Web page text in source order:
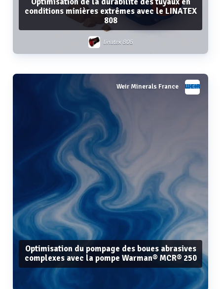
conditions minières extrêmes avec le LINATEX
808
linatex 808
Voir plusWeir Minerals France
Optimisation du pompage des boues abrasives
complexes avec la pompe Warman® MCR® 250